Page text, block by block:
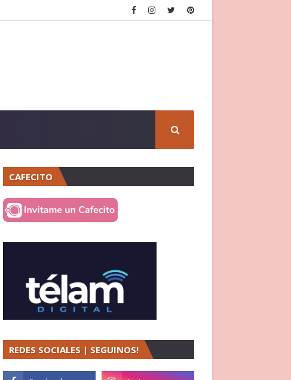
CAFECITO
REDES SOCIALES | SEGUINOS!